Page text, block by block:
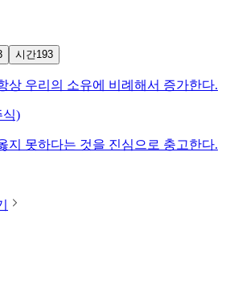
시간193
상 우리의 소유에 비례해서 증가한다.
식)
지 못하다는 것을 진심으로 충고한다.